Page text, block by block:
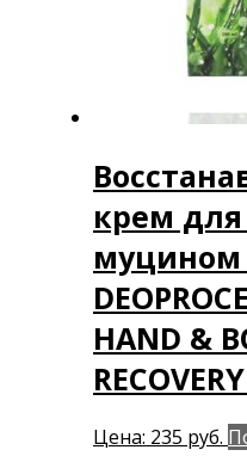
крем для
муцином
HAND &
Цена: 235 руб.